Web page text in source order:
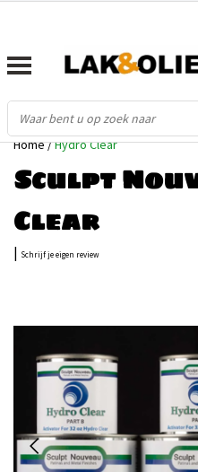
Home/Hydro Clear
Sculpt
Clear
| Schrijf je eigen review